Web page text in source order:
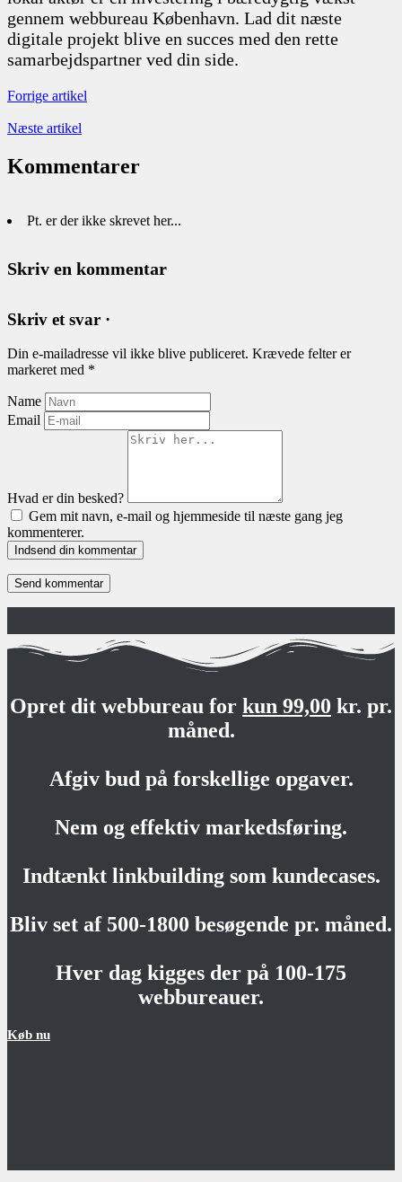
gennem webbureau København. Lad dit næste
digitale projekt blive en succes med den rette
samarbejdspartner ved din side.
Forrige artikel
Næste artikel
Kommentarer
Pt. er der ikke skrevet her...
Skriv en kommentar
Skriv et svar ·
Din e-mailadresse vil ikke blive publiceret. Krævede felter er
markeret med *
Name
Email
Hvad er din besked?
Gem mit navn, e-mail og hjemmeside til næste gang jeg
kommenterer.
Indsend din kommentar
Opret dit webbureau for kun 99,00 kr. pr.
måned.
Afgiv bud på forskellige opgaver.
Nem og effektiv markedsføring.
Indtænkt linkbuilding som kundecases.
Bliv set af 500-1800 besøgende pr. måned.
Hver dag kigges der på 100-175
webbureauer.
Køb nu